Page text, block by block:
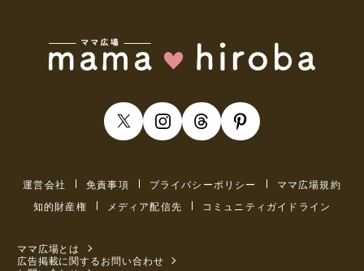
運営会社 免責事項 プライバシーポリシー
ママ広場規約
知的財産権
メディア配信先 コミュニティガイドライン
ママ広場とは
広告掲載に関するお問い合わせ